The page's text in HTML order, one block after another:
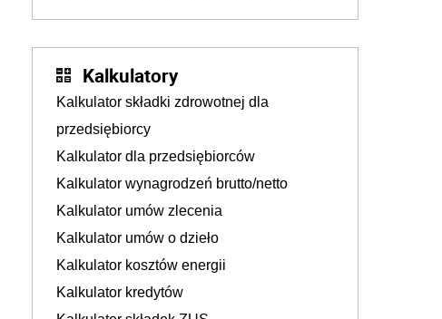
Kalkulatory
Kalkulator składki zdrowotnej dla
przedsiębiorcy
Kalkulator dla przedsiębiorców
Kalkulator wynagrodzeń brutto/netto
Kalkulator umów zlecenia
Kalkulator umów o dzieło
Kalkulator kosztów energii
Kalkulator kredytów